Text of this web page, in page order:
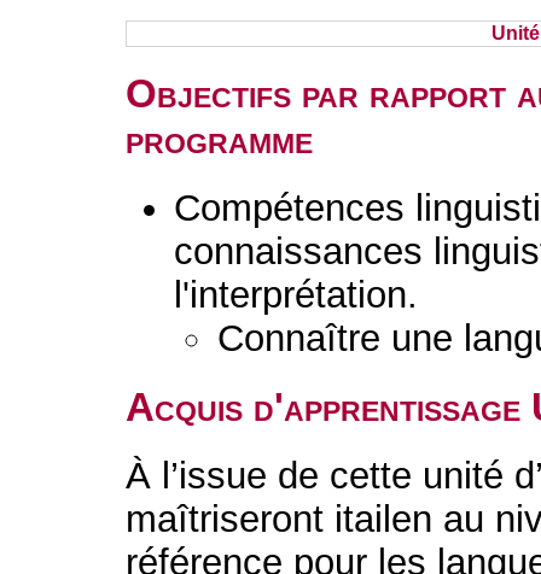
Objectifs par rapport
programme
Compétences
connaissances
l'interprétation.
Connaître une
Acquis d'apprentissage
À l’issue de cette unité
maîtriseront itailen au
référence pour les